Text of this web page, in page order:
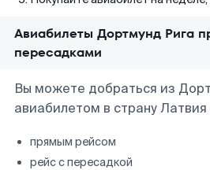
Авиабилеты Дортмунд Рига
пересадками
Вы можете добраться из
авиабилетом в страну
прямым рейсом
рейс с пересадкой